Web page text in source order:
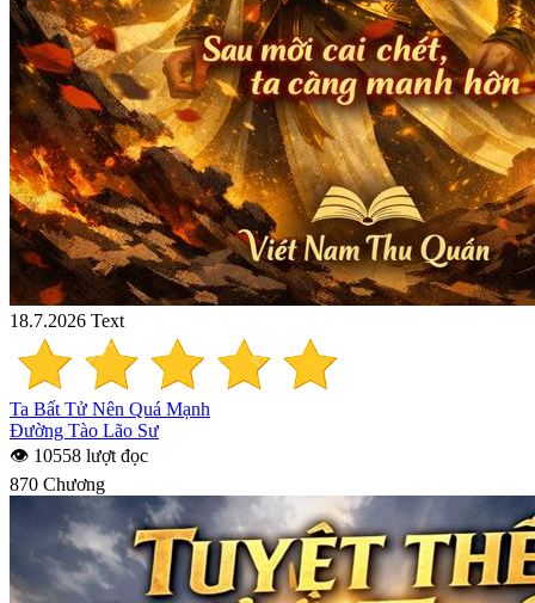
18.7.2026 Text
Ta Bất Tử Nên Quá Mạnh
Đường Tào Lão Sư
👁 10558 lượt đọc
870 Chương